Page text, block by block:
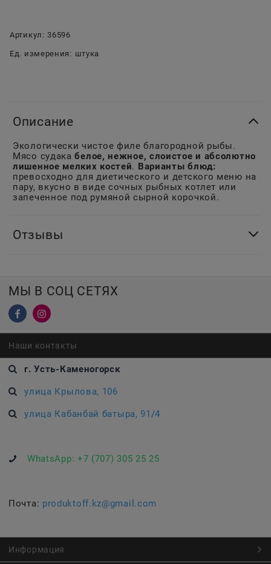
Артикул: 36596
Ед. измерения: штука
Описание
Экологически чистое филе благородной рыбы.
Мясо судакабелое, нежное, слоистое и абсолютно
лишенное мелких костей. Варианты блюд:
превосходно для диетического и детского меню на
пару, вкусно в виде сочных рыбных котлет или
запеченное под румяной сырной корочкой.
Отзывы
МЫ В СОЦ СЕТЯХ
Наши контакты
г. Усть-Каменогорск
улица Крылова, 106
улица Кабанбай батыра, 91/4
WhatsApp: +7 (707) 305 25 25
Почта: produktoff.kz@gmail.com
Информация